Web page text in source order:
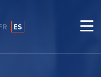
ES